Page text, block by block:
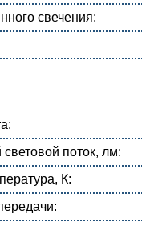
свечения:
поток, лм:
К: